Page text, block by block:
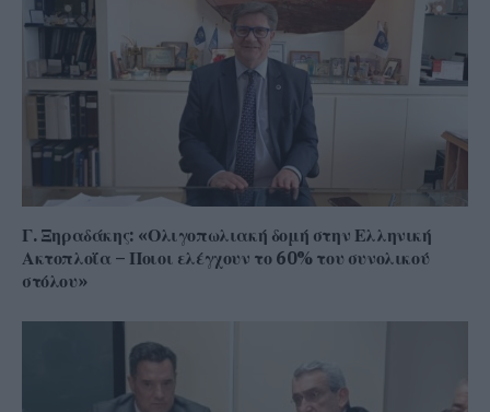
Γ. Ξηραδάκης: «Ολιγοπωλιακή δομή στην Ελληνική
Ακτοπλοΐα – Ποιοι ελέγχουν το 60% του συνολικού
στόλου»